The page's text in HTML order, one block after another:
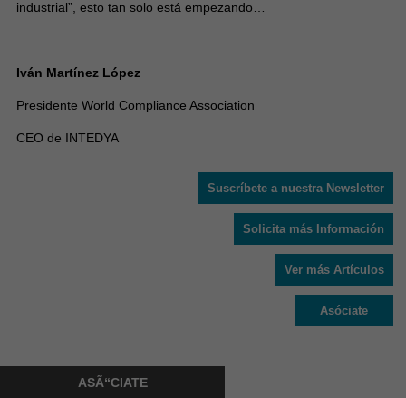
industrial”, esto tan solo está empezando…
Iván Martínez López
Presidente World Compliance Association
CEO de INTEDYA
Suscríbete a nuestra Newsletter
Solicita más Información
Ver más Artículos
Asóciate
ASÃ“CIATE